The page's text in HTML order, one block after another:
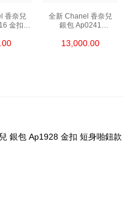
香奈兒
金扣
全新 Chanel 香奈兒
銀包 Ap0241
13,000.00
銀包 Ap1928 金扣 短身啪鈕款